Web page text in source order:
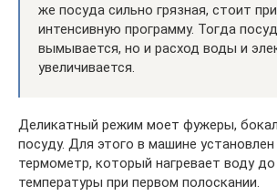
же посуда сильно грязная, стоит
интенсивную программу. Тогда
вымывается, но и расход воды и
увеличивается.
Деликатный режим моет фужеры,
посуду. Для этого в машине
термометр, который нагревает воду
температуры при первом полоскании.